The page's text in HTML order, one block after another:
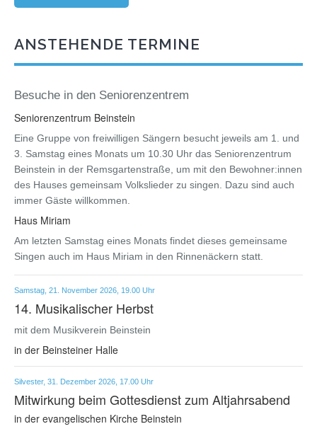
ANSTEHENDE TERMINE
Besuche in den Seniorenzentrem
Seniorenzentrum Beinstein
Eine Gruppe von freiwilligen Sängern besucht jeweils am 1. und
3. Samstag eines Monats um 10.30 Uhr das Seniorenzentrum
Beinstein in der Remsgartenstraße, um mit den Bewohner:innen
des Hauses gemeinsam Volkslieder zu singen. Dazu sind auch
immer Gäste willkommen.
Haus Miriam
Am letzten Samstag eines Monats findet dieses gemeinsame
Singen auch im Haus Miriam in den Rinnenäckern statt.
Samstag, 21. November 2026, 19.00 Uhr
14. Musikalischer Herbst
mit dem Musikverein Beinstein
in der Beinsteiner Halle
Silvester, 31. Dezember 2026, 17.00 Uhr
Mitwirkung beim Gottesdienst zum Altjahrsabend
in der evangelischen Kirche Beinstein